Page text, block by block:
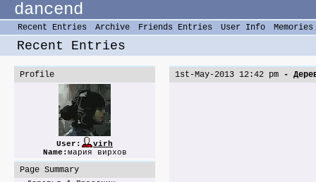
dancend
Recent Entries Archive Friends Entries User Info Memories
Recent Entries
Profile
User:
virh
Name: мария вирхов
Page Summary
1st-May-2013 12:42 pm -